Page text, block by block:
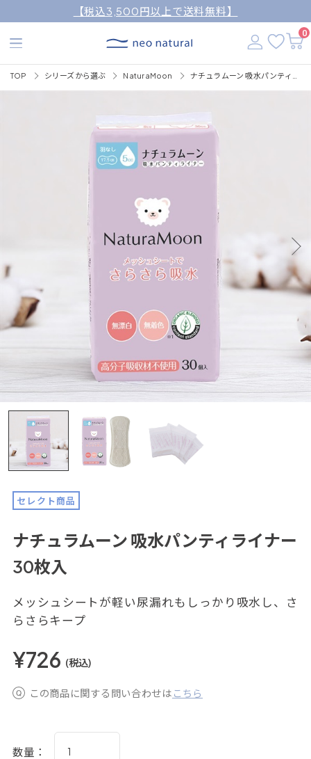
【税込3,500円以上で送料無料】
0
TOP シリーズから選ぶ NaturaMoon
セレクト商品
ナチュラムーン 吸水パンティライナー
30枚入
メッシュシートが軽い尿漏れもしっかり吸水し、さ
らさらキープ
¥726 (税込)
この商品に関する問い合わせは こちら
数量：